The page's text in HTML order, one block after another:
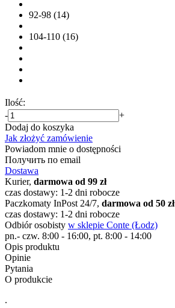
92-98 (14)
104-110 (16)
Ilość:
-
+
Dodaj do koszyka
Jak złożyć zamówienie
Powiadom mnie o dostępności
Получить по email
Dostawa
Kurier, darmowa od 99 zł
czas dostawy: 1-2 dni robocze
Paczkomaty InPost 24/7, darmowa od 50 zł
czas dostawy: 1-2 dni robocze
Odbiór osobisty w sklepie Conte (Łodz)
pn.- czw. 8:00 - 16:00, pt. 8:00 - 14:00
Opis produktu
Opinie
Pytania
O produkcie
.